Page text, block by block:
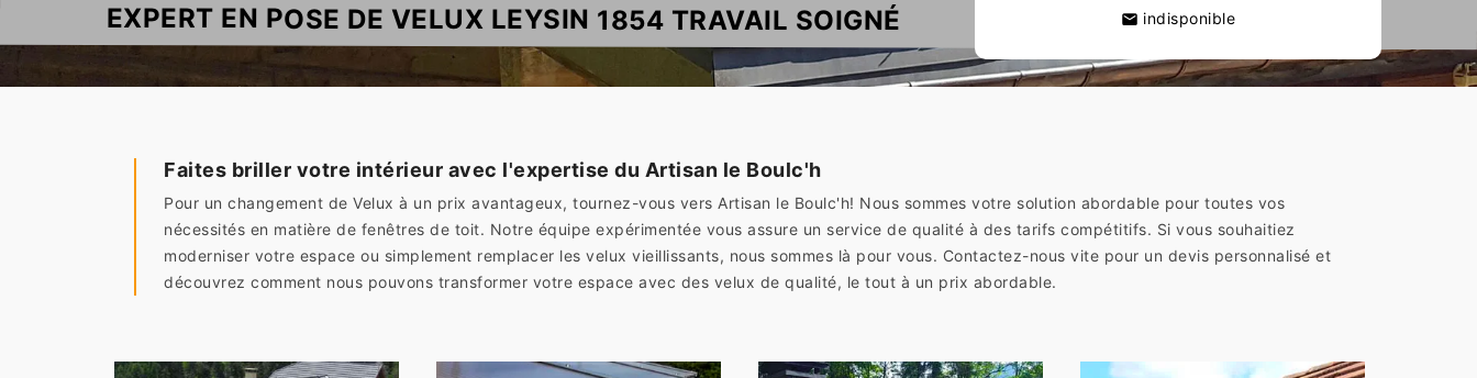
indisponible
EXPERT EN POSE DE VELUX LEYSIN 1854 TRAVAIL SOIGNÉ
Faites briller votre intérieur avec l'expertise du Artisan le Boulc'h
Pour un changement de Velux à un prix avantageux, tournez-vous vers Artisan le Boulc'h! Nous sommes votre solution abordable pour toutes vos
nécessités en matière de fenêtres de toit. Notre équipe expérimentée vous assure un service de qualité à des tarifs compétitifs. Si vous souhaitiez
moderniser votre espace ou simplement remplacer les velux vieillissants, nous sommes là pour vous. Contactez-nous vite pour un devis personnalisé et
découvrez comment nous pouvons transformer votre espace avec des velux de qualité, le tout à un prix abordable.